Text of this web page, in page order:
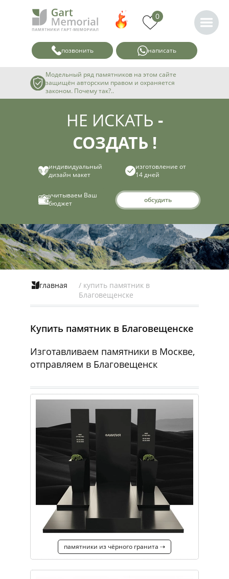
0
позвонить написать
Модельный ряд памятников на этом сайте
защищён авторским правом и охраняется
законом. Почему так?..
НЕ ИСКАТЬ -
СОЗДАТЬ !
индивидуальный
дизайн макет
изготовление от
14 дней
учитываем Ваш
бюджет
обсудить
главная
/ купить памятник в
Благовещенске
Купить памятник в Благовещенске
Изготавливаем памятники в Москве,
отправляем в Благовещенск
памятники из чёрного гранита ⇢